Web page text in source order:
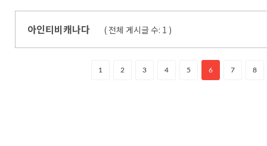
아인티비캐나다 ( 전체 게시글 수: 1 )
1 2 3 4 5 6 7 8